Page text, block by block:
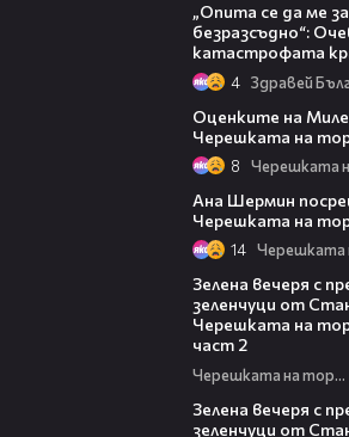
„Опита се да ме
безразсъдно“:
катастрофата
4 Здравей
Оценките на
Черешката на
8
Ана Шермин
Черешката на
14
Зелена вечеря с
зеленчуци от
Черешката на
част 2
Черешката на тортата
Зелена вечеря с
зеленчуци от